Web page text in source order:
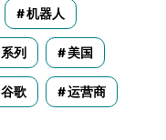
机器人
系列 美国
谷歌 运营商